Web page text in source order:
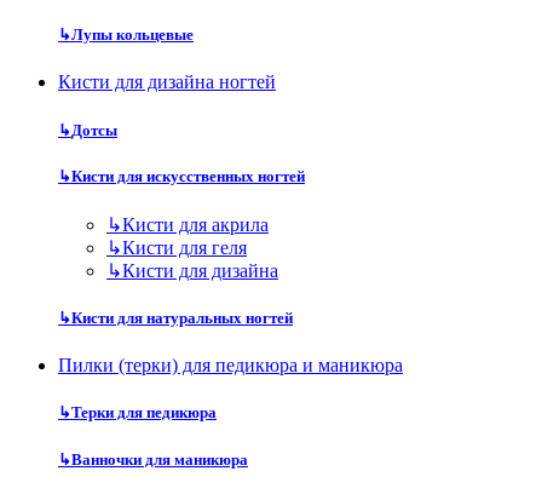
↳Лупы кольцевые
Кисти для дизайна ногтей
↳Дотсы
↳Кисти для искусственных ногтей
↳Кисти для акрила
↳Кисти для геля
↳Кисти для дизайна
↳Кисти для натуральных ногтей
Пилки (терки) для педикюра и маникюра
↳Терки для педикюра
↳Ванночки для маникюра